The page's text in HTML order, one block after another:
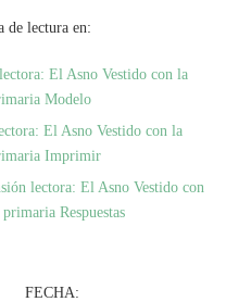
de lectura en:
El Asno Vestido con la
Modelo
El Asno Vestido con la
Imprimir
lectora: El Asno Vestido con
Respuestas